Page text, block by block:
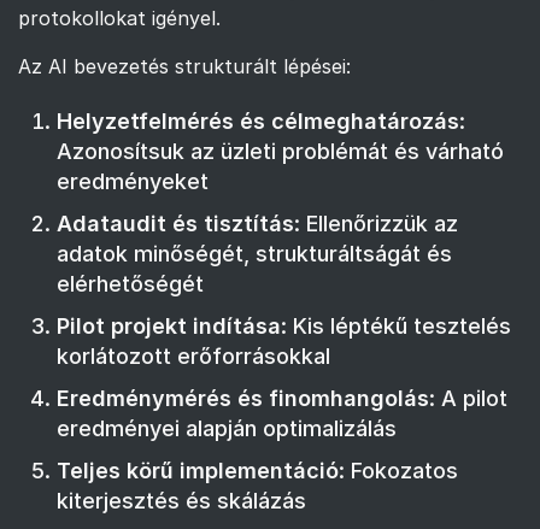
protokollokat igényel.
Az AI bevezetés strukturált lépései:
Helyzetfelmérés és célmeghatározás:
Azonosítsuk az üzleti problémát és várható
eredményeket
Adataudit és tisztítás: Ellenőrizzük az
adatok minőségét, strukturáltságát és
elérhetőségét
Pilot projekt indítása: Kis léptékű tesztelés
korlátozott erőforrásokkal
Eredménymérés és finomhangolás: A pilot
eredményei alapján optimalizálás
Teljes körű implementáció: Fokozatos
kiterjesztés és skálázás